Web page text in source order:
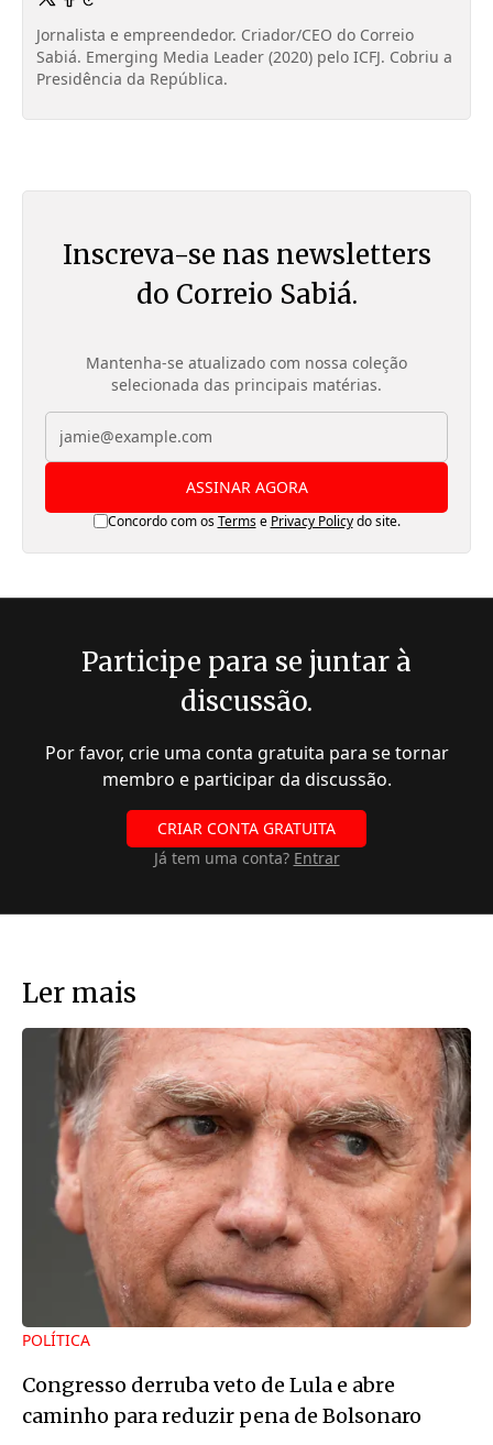
Jornalista e empreendedor. Criador/CEO do Correio
Sabiá. Emerging Media Leader (2020) pelo ICFJ. Cobriu a
Presidência da República.
Inscreva-se nas newsletters
do Correio Sabiá.
Mantenha-se atualizado com nossa coleção
selecionada das principais matérias.
ASSINAR AGORA
Concordo com osTermse Privacy Policydo site.
Participe para se juntar à
discussão.
Por favor, crie uma conta gratuita para se tornar
membro e participar da discussão.
CRIAR CONTA GRATUITA
Já tem uma conta? Entrar
Ler mais
POLÍTICA
Congresso derruba veto de Lula e abre
caminho para reduzir pena de Bolsonaro